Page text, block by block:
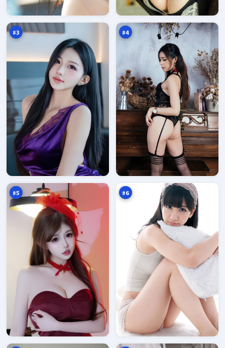
#3
信
96
万
#4
默
示
录
95
万
#5
异
谎
言
之
城
95
万
#6
霓
虹
猎
局万
倒
影万
极
限
疑94
万